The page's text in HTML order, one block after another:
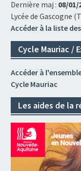
Dernière maj : 08/01/
Lycée de Gascogne
Accéder à la liste
Cycle Mauriac /
Accéder à
Cycle Mauriac
Les aides de la